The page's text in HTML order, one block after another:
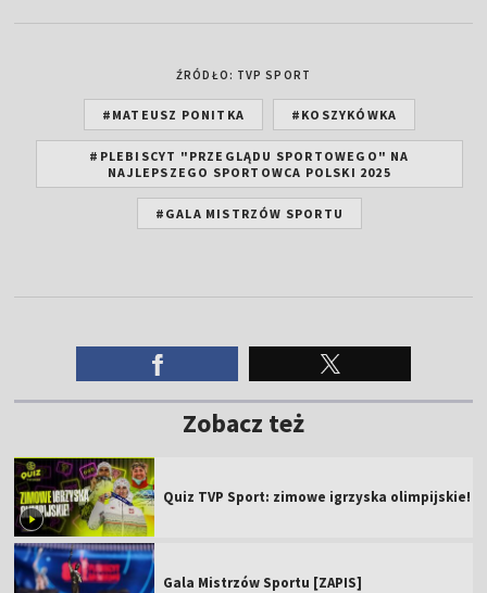
ŹRÓDŁO: TVP SPORT
#MATEUSZ PONITKA #KOSZYKÓWKA
#PLEBISCYT "PRZEGLĄDU SPORTOWEGO" NA
NAJLEPSZEGO SPORTOWCA POLSKI 2025
#GALA MISTRZÓW SPORTU
Zobacz też
Quiz TVP Sport: zimowe igrzyska olimpijskie!
Gala Mistrzów Sportu [ZAPIS]